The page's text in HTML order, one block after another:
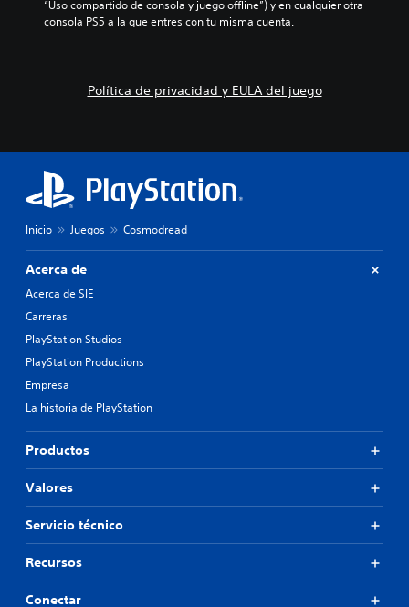
“Uso compartido de consola y juego offline”) y en cualquier otra
consola PS5 a la que entres con tu misma cuenta.
Política de privacidad y EULA del juego
Inicio Juegos Cosmodread
Acerca de
Acerca de SIE
Carreras
PlayStation Studios
PlayStation Productions
Empresa
La historia de PlayStation
Productos
Valores
Servicio técnico
Recursos
Conectar